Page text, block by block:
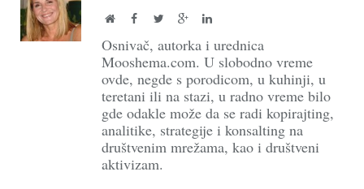
WebsiteFacebook
TwitterGoogle+LinkedIn
Osnivač, autorka i urednica
Mooshema.com. U slobodno vreme
ovde, negde s porodicom, u kuhinji, u
teretani ili na stazi, u radno vreme bilo
gde odakle može da se radi kopirajting,
analitike, strategije i konsalting na
društvenim mrežama, kao i društveni
aktivizam.